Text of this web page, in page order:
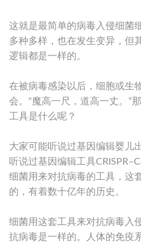
这就是最简单的病毒入侵细菌
多种多样，也在发生变异，但
逻辑都是一样的。
在被病毒感染以后，细胞或生
会。“魔高一尺，道高一丈。”
工具是什么呢？
大家可能听说过基因编辑婴儿
听说过基因编辑工具
细菌用来对抗病毒的工具，这
的，有着数十亿年的历史。
细菌用这套工具来对抗病毒入
抗病毒是一样的。人体的免疫